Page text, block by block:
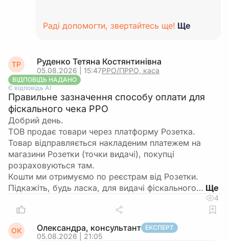
Раді допомогти, звертайтесь ще! Ще
ТР Руденко Тетяна Костянтинівна
05.08.2026 | 15:47РРО/ПРРО, каса
ВІДПОВІДЬ НАДАНО
Є відповідь АІ
Правильне зазначення способу оплати для
фіскального чека РРО
Добрий день.
ТОВ продає товари через платформу Розетка.
Товар відправляється накладеним платежем на
магазини Розетки (точки видачі), покупці
розраховуються там.
Кошти ми отримуємо по реєстрам від Розетки.
Підкажіть, будь ласка, для видачі фіскального…
4
ОК Олександра, консультант ЕКСПЕРТ
05.08.2026 | 21:05